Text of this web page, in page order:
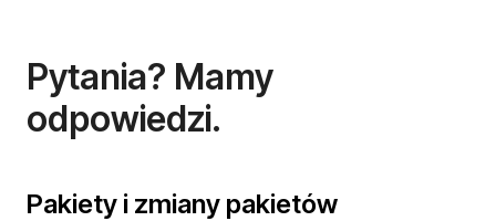
Pytania? Mamy
odpowiedzi.
Pakiety i zmiany pakietów